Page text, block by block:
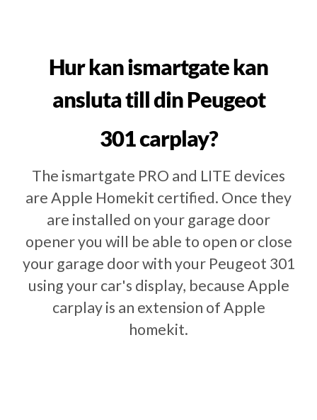
Hur kan ismartgate kan
ansluta till din Peugeot
301 carplay?
The ismartgate PRO and LITE devices
are Apple Homekit certified. Once they
are installed on your garage door
opener you will be able to open or close
your garage door with your Peugeot 301
using your car's display, because Apple
carplay is an extension of Apple
homekit.